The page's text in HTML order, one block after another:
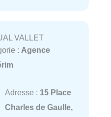
VALLET
: Agence
Adresse : 15 Place
Charles de Gaulle,